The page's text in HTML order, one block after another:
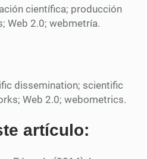
científica; producción
Web 2.0; webmetría.
dissemination; scientific
Web 2.0; webometrics.
artículo: